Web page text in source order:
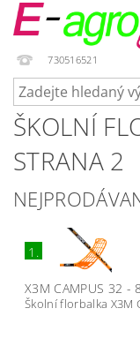
730516521
ŠKOLNÍ
STRANA 2
1.
X3M CAMPUS 32 -
Školní florbalka X3M